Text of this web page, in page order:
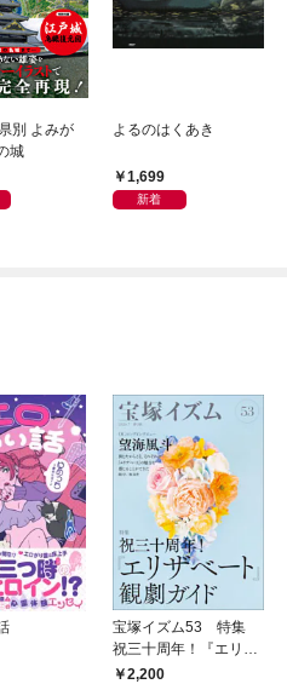
別 よみが
城
よるのはくあき
1,699
新着
宝塚イズム53 特集
祝三十周年！『エリザ
ベート』観劇ガイド
2,200